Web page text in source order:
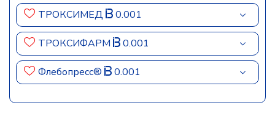
ТРОКСИМЕД 0.001
ТРОКСИФАРМ 0.001
Флебопресс® 0.001